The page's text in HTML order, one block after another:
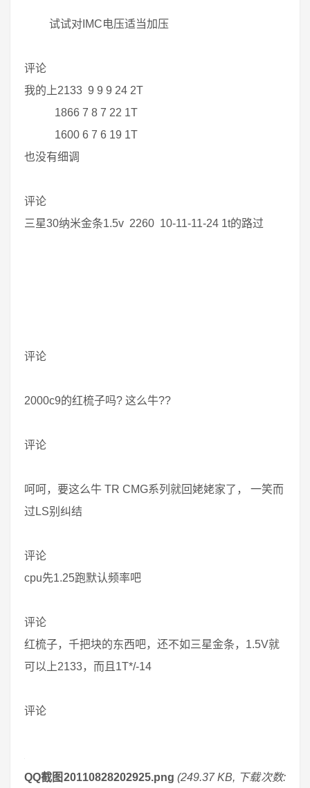
试试对IMC电压适当加压
评论
我的上2133 9 9 9 24 2T
1866 7 8 7 22 1T
1600 6 7 6 19 1T
也没有细调
评论
三星30纳米金条1.5v 2260 10-11-11-24 1t的路过
评论
2000c9的红梳子吗? 这么牛??
评论
呵呵，要这么牛 TR CMG系列就回姥姥家了， 一笑而
过LS别纠结
评论
cpu先1.25跑默认频率吧
评论
红梳子，千把块的东西吧，还不如三星金条，1.5V就
可以上2133，而且1T*/-14
评论
QQ截图20110828202925.png (249.37 KB, 下载次数: